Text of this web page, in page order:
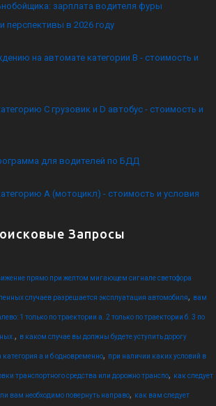
зарплата водителя фуры
перспективы в 2026 году
на автомате категории B - стоимость и
C грузовик и D автобус - стоимость и
для водителей по БДД
А (мотоцикл) - стоимость и условия
Запросы
прямо при желтом мигающем сигнале светофора
случаев разрешается эксплуатация автомобиля, вам
1 только по траектории а. 2 только по траектории б. 3 по
, в каком случае вы должны будете уступить дорогу
а и б одновременно, при наличии каких условий в
транспортного средства или дорожно транспо, как следует
вам необходимо повернуть направо, как вам следует